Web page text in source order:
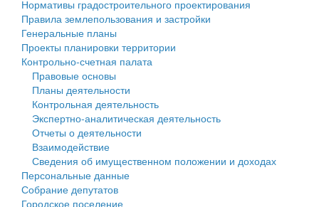
Генеральные планы
Проекты планировки территории
Собрание депутатов
Городское поселение
Сельские поселения
Нормативы градостроительного проектирования
Правила землепользования и застройки
Генеральные планы
Проекты планировки территории
Контрольно-счетная палата
Правовые основы
Планы деятельности
Контрольная деятельность
Экспертно-аналитическая деятельность
Отчеты о деятельности
Взаимодействие
Сведения об имущественном положении и доходах
Персональные данные
Собрание депутатов
Городское поселение